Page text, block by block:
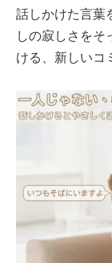
話しかけた言葉
しの寂しさをそ
ける、新しいコ